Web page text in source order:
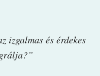
izgalmas és érdekes